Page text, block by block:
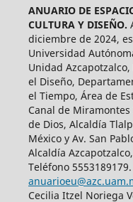
ANUARIO DE
CULTURA Y DISEÑO.
diciembre de 2024,
Universidad
Unidad
el Diseño,
el Tiempo, Área de
Canal de Miramontes
de Dios, Alcaldía
México y Av. San
Alcaldía
Teléfono
Cecilia Itzel Noriega